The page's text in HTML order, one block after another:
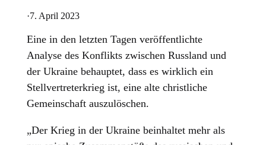
·7. April 2023
Eine in den letzten Tagen veröffentlichte
Analyse des Konflikts zwischen Russland und
der Ukraine behauptet, dass es wirklich ein
Stellvertreterkrieg ist, eine alte christliche
Gemeinschaft auszulöschen.
„Der Krieg in der Ukraine beinhaltet mehr als